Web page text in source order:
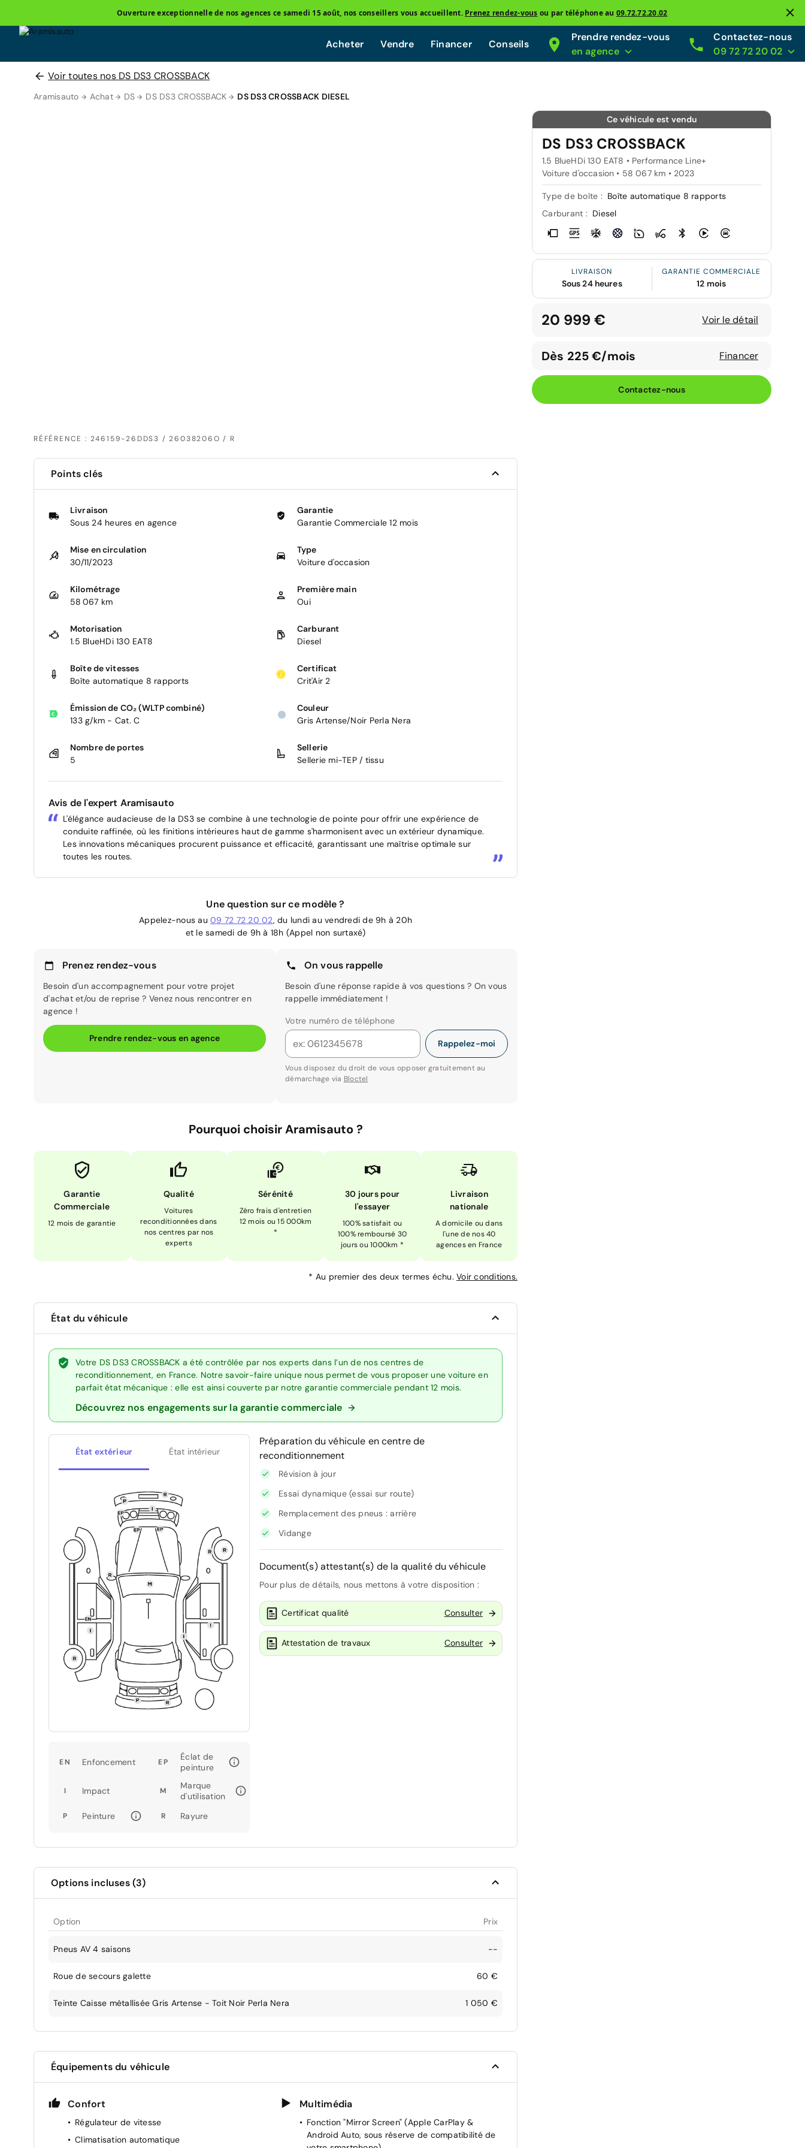
Ouverture exceptionnelle de nos agences ce samedi 15 août, nos conseillers vous accueillent. Prenez rendez-vous ou par téléphone au 09.72.72.20.02
Acheter Vendre Financer Conseils
Prendre rendez-vous
en agence
Contactez-nous
09 72 72 20 02
Voir toutes nos DS DS3 CROSSBACK
Aramisauto Achat DS DS DS3 CROSSBACK DS DS3 CROSSBACK DIESEL
RÉFÉRENCE : 246159-26DDS3 / 26038206O / R
Ce véhicule est vendu
DS DS3 CROSSBACK
1.5 BlueHDi 130 EAT8 • Performance Line+
Voiture d'occasion • 58 067 km • 2023
Type de boîte : Boîte automatique 8 rapports
Carburant : Diesel
LIVRAISON
Sous 24 heures
GARANTIE COMMERCIALE
12 mois
20 999 € Voir le détail
Dès 225 €/mois Financer
Contactez-nous
Points clés
Livraison
Sous 24 heures en agence
Garantie
Garantie Commerciale 12 mois
Mise en circulation
30/11/2023
Type
Voiture d'occasion
Kilométrage
58 067 km
Première main
Oui
Motorisation
1.5 BlueHDi 130 EAT8
Carburant
Diesel
Boîte de vitesses
Boîte automatique 8 rapports
Certificat
Crit'Air 2
Émission de CO₂ (WLTP combiné)
133 g/km - Cat. C
Couleur
Gris Artense/Noir Perla Nera
Nombre de portes
5
Sellerie
Sellerie mi-TEP / tissu
Avis de l'expert Aramisauto
L'élégance audacieuse de la DS3 se combine à une technologie de pointe pour offrir une expérience de
conduite raffinée, où les finitions intérieures haut de gamme s'harmonisent avec un extérieur dynamique.
Les innovations mécaniques procurent puissance et efficacité, garantissant une maîtrise optimale sur
toutes les routes.
Une question sur ce modèle ?
Appelez-nous au 09 72 72 20 02, du lundi au vendredi de 9h à 20h
et le samedi de 9h à 18h (Appel non surtaxé)
Prenez rendez-vous
Besoin d'un accompagnement pour votre projet
d'achat et/ou de reprise ? Venez nous rencontrer en
agence !
Prendre rendez-vous en agence
On vous rappelle
Besoin d'une réponse rapide à vos questions ? On vous
rappelle immédiatement !
Votre numéro de téléphone
Rappelez-moi
Vous disposez du droit de vous opposer gratuitement au
démarchage via Bloctel
Pourquoi choisir Aramisauto ?
Garantie
Commerciale
12 mois de garantie
Qualité
Voitures
reconditionnées dans
nos centres par nos
experts
Sérénité
Zéro frais d'entretien
12 mois ou 15 000km
*
30 jours pour
l'essayer
100% satisfait ou
100% remboursé 30
jours ou 1000km *
Livraison
nationale
A domicile ou dans
l'une de nos 40
agences en France
* Au premier des deux termes échu. Voir conditions.
État du véhicule
Votre DS DS3 CROSSBACK a été contrôlée par nos experts dans l’un de nos centres de
reconditionnement, en France. Notre savoir-faire unique nous permet de vous proposer une voiture en
parfait état mécanique : elle est ainsi couverte par notre garantie commerciale pendant 12 mois.
Découvrez nos engagements sur la garantie commerciale
État extérieur État intérieur
EN Enfoncement EP
Éclat de
peinture
I Impact M
Marque
d'utilisation
P Peinture R Rayure
Préparation du véhicule en centre de
reconditionnement
Révision à jour
Essai dynamique (essai sur route)
Remplacement des pneus : arrière
Vidange
Document(s) attestant(s) de la qualité du véhicule
Pour plus de détails, nous mettons à votre disposition :
Certificat qualité Consulter
Attestation de travaux Consulter
Options incluses (3)
Option Prix
Pneus AV 4 saisons --
Roue de secours galette 60 €
Teinte Caisse métallisée Gris Artense - Toit Noir Perla Nera 1 050 €
Équipements du véhicule
Confort
Régulateur de vitesse
Climatisation automatique
Multimédia
Fonction "Mirror Screen" (Apple CarPlay &
Android Auto, sous réserve de compatibilité de